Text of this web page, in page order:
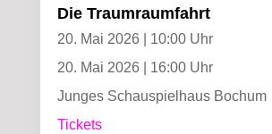
Die Traumraumfahrt
20. Mai 2026 | 10:00 Uhr
20. Mai 2026 | 16:00 Uhr
Junges Schauspielhaus Bochum
Tickets